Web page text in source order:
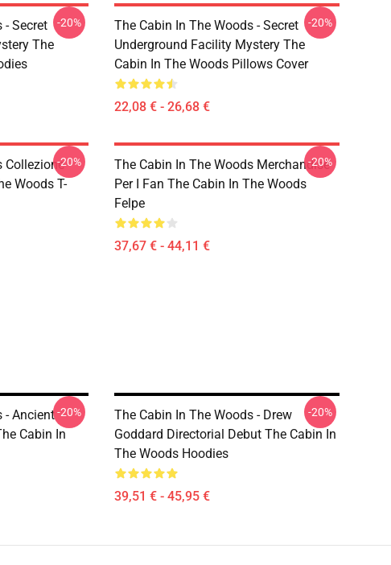
- Secret
The
-20%
The Cabin In The Woods - Secret
Underground Facility Mystery The
Cabin In The Woods Pillows Cover
22,08 € - 26,68 €
-20%
Collezione
Woods T-
-20%
The Cabin In The Woods Merchandise
Per I Fan The Cabin In The Woods
Felpe
37,67 € - 44,11 €
-20%
- Ancient
Cabin In
-20%
The Cabin In The Woods - Drew
Goddard Directorial Debut The Cabin In
The Woods Hoodies
39,51 € - 45,95 €
-20%